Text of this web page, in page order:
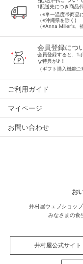
1配送先につき商品
（※単一温度帯商品
（※沖縄県を除く)
（※Anna Miller's、
会員登録につ
会員登録すると、1
な特典が♪！
（ギフト購入機能
ご利用ガイド
マイページ
お問い合わせ
お
井村屋ウェブショッ
みなさまの食
井村屋公式サイト